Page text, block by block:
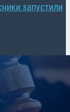
запустили